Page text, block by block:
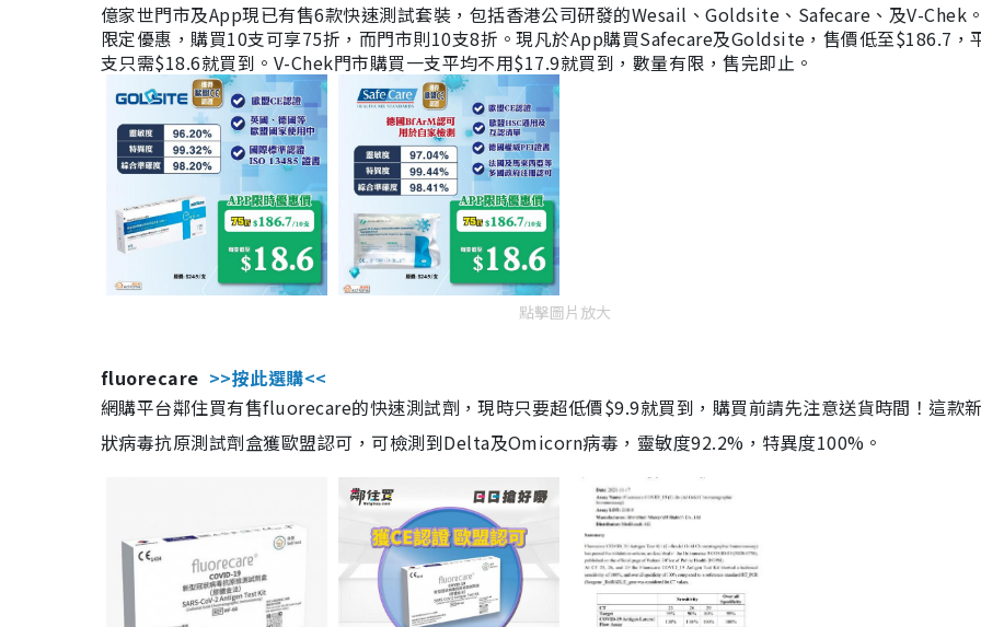
億家世門市及App現已有售6款快速測試套裝，包括香港公司研發的Wesail、Goldsite、Safecare、及V-Chek
限定優惠，購買10支可享75折，而門市則10支8折。現凡於App購買Safecare及Goldsite，售價低至$186.7，
支只需$18.6就買到。V-Chek門市購買一支平均不用$17.9就買到，數量有限，售完即止。
點擊圖片放大
fluorecare >>按此選購<<
網購平台鄰住買有售fluorecare的快速測試劑，現時只要超低價$9.9就買到，購買前請先注意送貨時間！這款
狀病毒抗原測試劑盒獲歐盟認可，可檢測到Delta及Omicorn病毒，靈敏度92.2%，特異度100%。